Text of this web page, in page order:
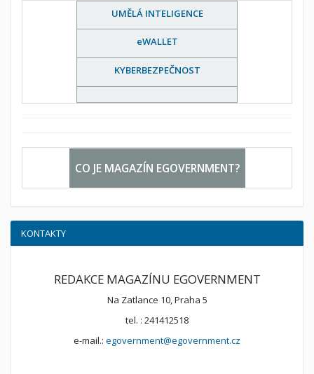
UMĚLÁ INTELIGENCE
eWALLET
KYBERBEZPEČNOST
CO JE MAGAZÍN EGOVERNMENT?
KONTAKTY
REDAKCE MAGAZÍNU EGOVERNMENT
Na Zatlance 10, Praha 5
tel. : 241412518
e-mail.: egovernment@egovernment.cz